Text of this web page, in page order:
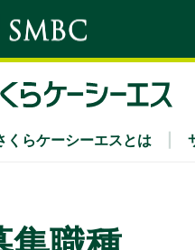
くらケーシーエスとは